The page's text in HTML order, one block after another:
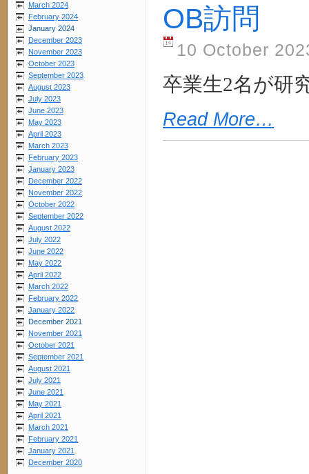
March 2024
February 2024
January 2024
December 2023
November 2023
October 2023
September 2023
August 2023
July 2023
June 2023
May 2023
April 2023
March 2023
February 2023
January 2023
December 2022
November 2022
October 2022
September 2022
August 2022
July 2022
June 2022
May 2022
April 2022
March 2022
February 2022
January 2022
December 2021
November 2021
October 2021
September 2021
August 2021
July 2021
June 2021
May 2021
April 2021
March 2021
February 2021
January 2021
December 2020
OB訪問
10 October
卒業生2名が研
Read More…